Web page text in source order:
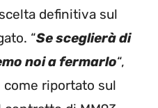
definitiva sul
“Se sceglierà di
noi a fermarlo“,
come riportato sul